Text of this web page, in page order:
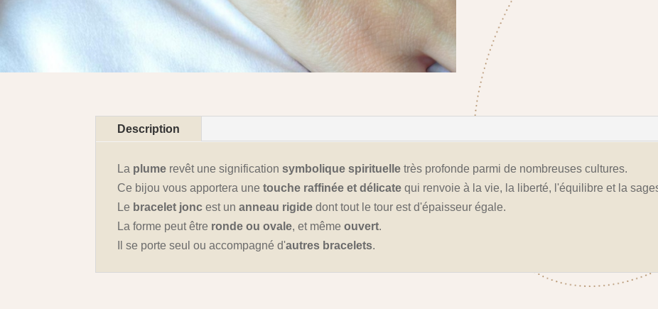
Description
La plume revêt une significationsymbolique spirituelle très profonde parmi de nombreuses cultures.
Ce bijou vous apportera unetouche raffinée et délicate qui renvoie à la vie, la liberté, l'équilibre et la
Le bracelet jonc est unanneau rigide dont tout le tour est d'épaisseur égale.
La forme peut être ronde ou ovale, et mêmeouvert.
Il se porte seul ou accompagné d'autres bracelets.